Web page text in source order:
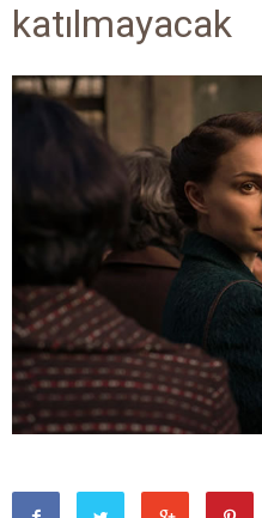
katılmayacak